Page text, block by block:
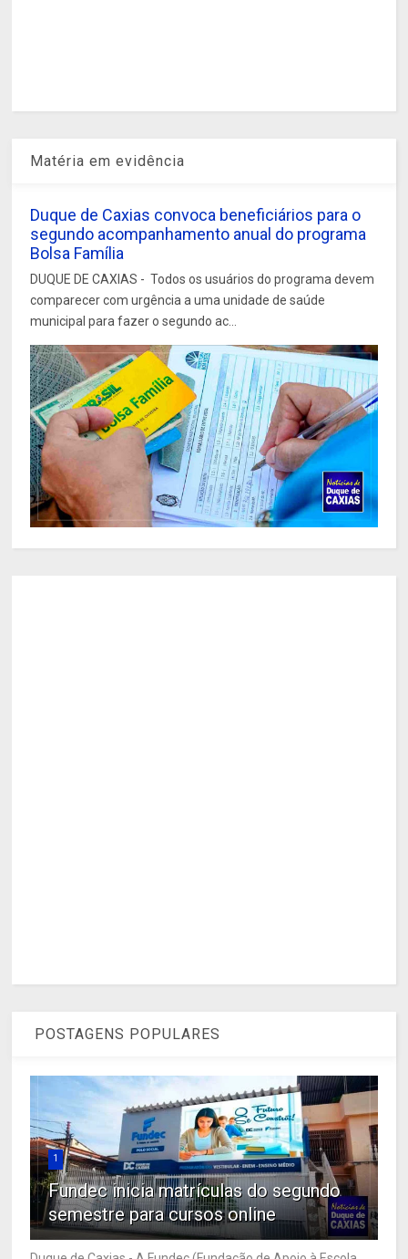
Matéria em evidência
Duque de Caxias convoca beneficiários para o
segundo acompanhamento anual do programa
Bolsa Família
DUQUE DE CAXIAS - Todos os usuários do programa devem
comparecer com urgência a uma unidade de saúde
municipal para fazer o segundo ac...
POSTAGENS POPULARES
1
Fundec inicia matrículas do segundo
semestre para cursos online